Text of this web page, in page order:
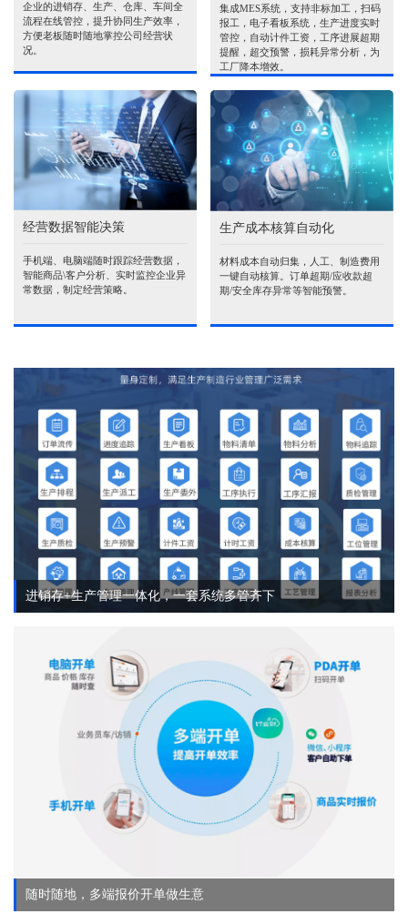
企业的进销存、生产、仓库、车间全
流程在线管控，提升协同生产效率，
方便老板随时随地掌控公司经营状
况。
集成MES系统，支持非标加工，扫码
报工，电子看板系统，生产进度实时
管控，自动计件工资，工序进展超期
提醒，超交预警，损耗异常分析，为
工厂降本增效。
经营数据智能决策
手机端、电脑端随时跟踪经营数据，
智能商品\客户分析、实时监控企业异
常数据，制定经营策略。
生产成本核算自动化
材料成本自动归集，人工、制造费用
一键自动核算。订单超期/应收款超
期/安全库存异常等智能预警。
进销存+生产管理一体化，一套系统多管齐下
随时随地，多端报价开单做生意